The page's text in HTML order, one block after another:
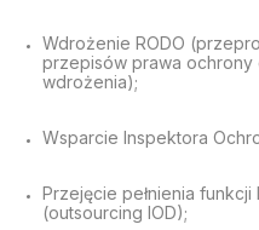
Wdrożenie RODO
przepisów prawa
wdrożenia);
Wsparcie Inspektora
Przejęcie pełnienia
(outsourcing IOD);